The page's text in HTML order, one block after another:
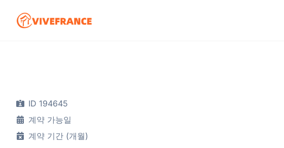
ID 194645
계약 가능일
계약 기간 (개월)